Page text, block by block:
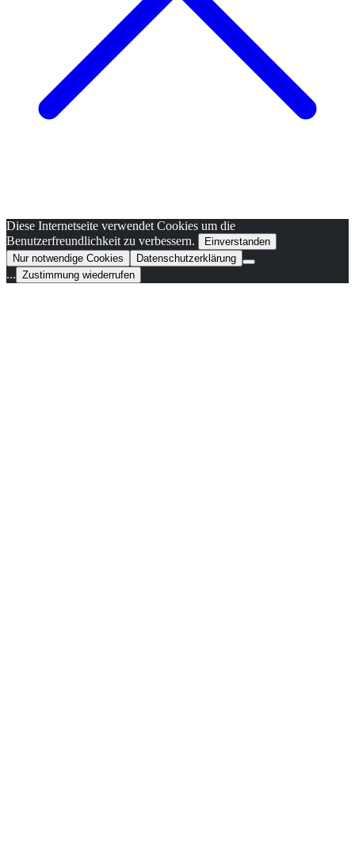
Diese Internetseite verwendet Cookies um die
Benutzerfreundlichkeit zu verbessern.
Einverstanden
Nur notwendige Cookies
Datenschutzerklärung
... Zustimmung wiederrufen